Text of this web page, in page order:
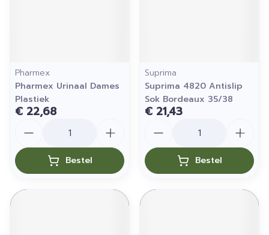
Pharmex
Pharmex Urinaal Dames
Plastiek
€ 22,68
Bestel
Suprima
Suprima 4820 Antislip
Sok Bordeaux 35/38
€ 21,43
Bestel